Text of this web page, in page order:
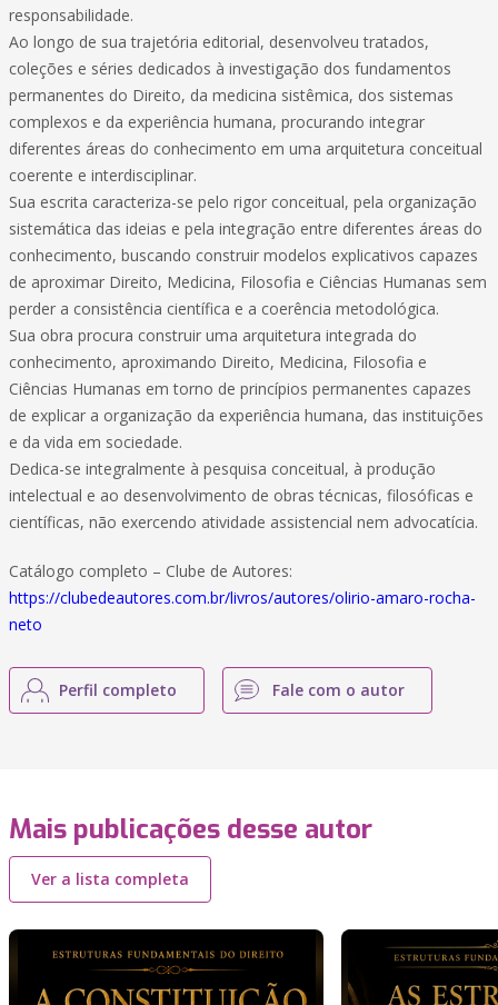
responsabilidade.
Ao longo de sua trajetória editorial, desenvolveu tratados,
coleções e séries dedicados à investigação dos fundamentos
permanentes do Direito, da medicina sistêmica, dos sistemas
complexos e da experiência humana, procurando integrar
diferentes áreas do conhecimento em uma arquitetura conceitual
coerente e interdisciplinar.
Sua escrita caracteriza-se pelo rigor conceitual, pela organização
sistemática das ideias e pela integração entre diferentes áreas do
conhecimento, buscando construir modelos explicativos capazes
de aproximar Direito, Medicina, Filosofia e Ciências Humanas sem
perder a consistência científica e a coerência metodológica.
Sua obra procura construir uma arquitetura integrada do
conhecimento, aproximando Direito, Medicina, Filosofia e
Ciências Humanas em torno de princípios permanentes capazes
de explicar a organização da experiência humana, das instituições
e da vida em sociedade.
Dedica-se integralmente à pesquisa conceitual, à produção
intelectual e ao desenvolvimento de obras técnicas, filosóficas e
científicas, não exercendo atividade assistencial nem advocatícia.
Catálogo completo – Clube de Autores:
https://clubedeautores.com.br/livros/autores/olirio-amaro-rocha-
neto
Perfil completo Fale com o autor
Mais publicações desse autor
Ver a lista completa